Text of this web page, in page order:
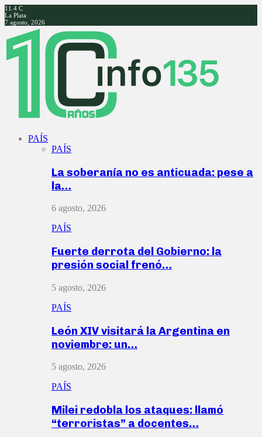
11.4 C
La Plata
7 agosto, 2026
Facebook
Twitter
Instagram
Youtube
PAÍS
PAÍS
La soberanía no es anticuada: pese a
la…
6 agosto, 2026
PAÍS
Fuerte derrota del Gobierno: la
presión social frenó…
5 agosto, 2026
PAÍS
León XIV visitará la Argentina en
noviembre: un…
5 agosto, 2026
PAÍS
Milei redobla los ataques: llamó
“terroristas” a docentes…